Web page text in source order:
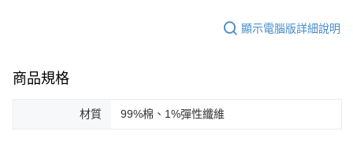
顯示電腦版詳細說明
商品規格
材質 99%棉、1%彈性纖維